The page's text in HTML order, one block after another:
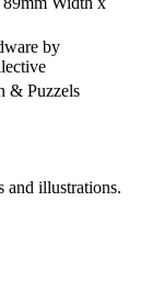
by
& Puzzels
and illustrations.